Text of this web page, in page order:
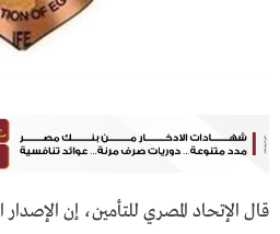
قال الإتحاد المصري للتأمين، إن الإصدار